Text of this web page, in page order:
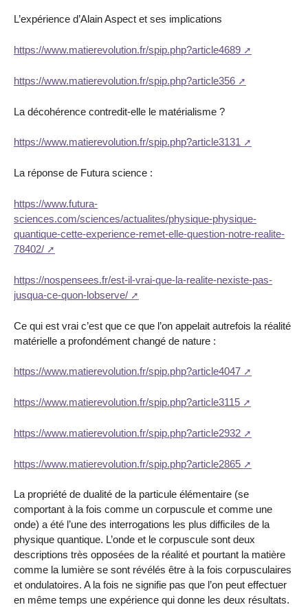
L’expérience d’Alain Aspect et ses implications
https://www.matierevolution.fr/spip.php?article4689
https://www.matierevolution.fr/spip.php?article356
La décohérence contredit-elle le matérialisme ?
https://www.matierevolution.fr/spip.php?article3131
La réponse de Futura science :
https://www.futura-
sciences.com/sciences/actualites/physique-physique-
quantique-cette-experience-remet-elle-question-notre-realite-
78402/
https://nospensees.fr/est-il-vrai-que-la-realite-nexiste-pas-
jusqua-ce-quon-lobserve/
Ce qui est vrai c’est que ce que l’on appelait autrefois la réalité
matérielle a profondément changé de nature :
https://www.matierevolution.fr/spip.php?article4047
https://www.matierevolution.fr/spip.php?article3115
https://www.matierevolution.fr/spip.php?article2932
https://www.matierevolution.fr/spip.php?article2865
La propriété de dualité de la particule élémentaire (se
comportant à la fois comme un corpuscule et comme une
onde) a été l’une des interrogations les plus difficiles de la
physique quantique. L’onde et le corpuscule sont deux
descriptions très opposées de la réalité et pourtant la matière
comme la lumière se sont révélés être à la fois corpusculaires
et ondulatoires. A la fois ne signifie pas que l’on peut effectuer
en même temps une expérience qui donne les deux résultats.